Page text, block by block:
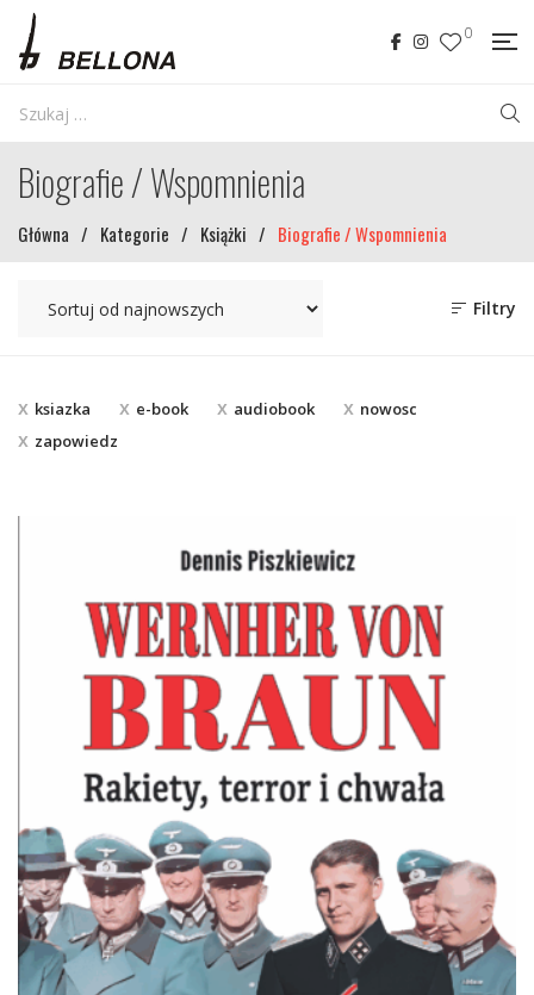
0
Biografie / Wspomnienia
Główna / Kategorie / Książki / Biografie / Wspomnienia
Filtry
ksiazka e-book audiobook
nowosc
zapowiedz